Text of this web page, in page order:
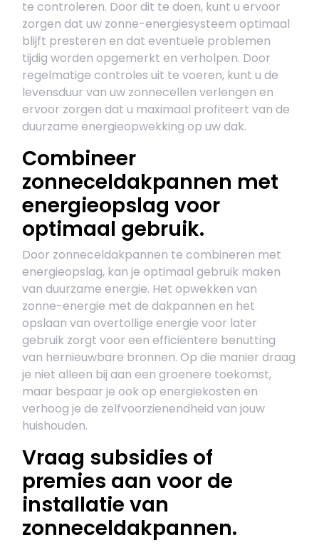
te controleren. Door dit te doen, kunt u ervoor
zorgen dat uw zonne-energiesysteem optimaal
blijft presteren en dat eventuele problemen
tijdig worden opgemerkt en verholpen. Door
regelmatige controles uit te voeren, kunt u de
levensduur van uw zonnecellen verlengen en
ervoor zorgen dat u maximaal profiteert van de
duurzame energieopwekking op uw dak.
Combineer
zonneceldakpannen met
energieopslag voor
optimaal gebruik.
Door zonneceldakpannen te combineren met
energieopslag, kan je optimaal gebruik maken
van duurzame energie. Het opwekken van
zonne-energie met de dakpannen en het
opslaan van overtollige energie voor later
gebruik zorgt voor een efficiëntere benutting
van hernieuwbare bronnen. Op die manier draag
je niet alleen bij aan een groenere toekomst,
maar bespaar je ook op energiekosten en
verhoog je de zelfvoorzienendheid van jouw
huishouden.
Vraag subsidies of
premies aan voor de
installatie van
zonneceldakpannen.